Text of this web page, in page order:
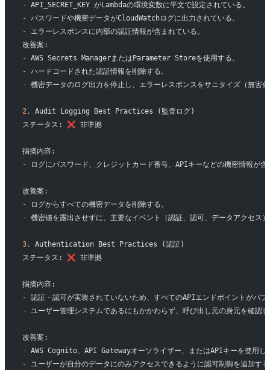
- API_SECRET_KEY がLambdaの環境変数に平文で設定されている。
- パスワードや機密データがCloudWatchログに出力されている。
- エラーレスポンスに内部の認証情報が含まれている。
改善案:
- AWS Secrets ManagerまたはParameter Storeを使用する。
- ハードコードされた認証情報を削除する。
- 機密データのログ出力を停止し、エラーレスポンスをサニタイズ（無害
2.
Audit Logging Best Practices (監査ログ)
ステータス: ❌ 非準拠
指摘内容:
- ログにパスワード、クレジットカード番号、APIキーなどの機密情報が
改善案:
- ログからすべての機密データを削除する。
- 機密値を露出させずに、主要なイベント（認証、認可、データアクセス
3.
Authentication Best Practices (認証)
ステータス: ❌ 非準拠
指摘内容:
- 認証・認可が実装されていないため、すべてのAPIエンドポイントがパ
- ユーザー管理システムであるにもかかわらず、呼び出し元の身元を確認
改善案:
- AWS Cognito、API Gatewayオーソライザー、またはAPIキーを使用し
- ユーザーが自分のデータにのみアクセスできるように認可制御を追加す